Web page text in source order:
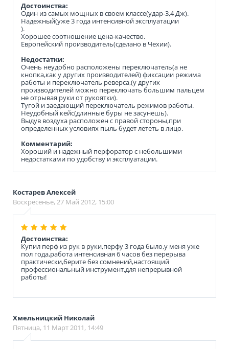
Достоинства:
Один из самых мощных в своем классе(удар-3,4 Дж).
Надежный(уже 3 года интенсивной эксплуатации
).
Хорошее соотношение цена-качество.
Европейский производитель(сделано в Чехии).
Недостатки:
Очень неудобно расположены переключатель(а не
кнопка,как у других производителей) фиксации режима
работы и переключатель реверса,(у других
производителей можно переключать большим пальцем
не отрывая руки от рукоятки).
Тугой и заедающий переключатель режимов работы.
Неудобный кейс(длинные буры не засунешь).
Выдув воздуха расположен с правой стороны,при
определенных условиях пыль будет лететь в лицо.
Комментарий:
Хороший и надежный перфоратор с небольшими
недостатками по удобству и эксплуатации.
Костарев Алексей
Воскресенье, 27 Май 2012, 15:00
Достоинства:
Купил перф из рук в руки,перфу 3 года было,у меня уже
пол года,работа интенсивная 6 часов без перерыва
практически,берите без сомнений,настоящий
профессиональный инструмент,для непрерывной
работы!
Хмельницкий Николай
Пятница, 11 Март 2011, 14:49